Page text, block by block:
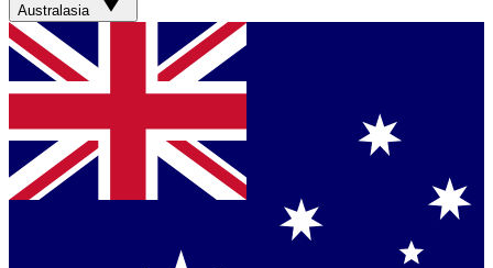
Australasia